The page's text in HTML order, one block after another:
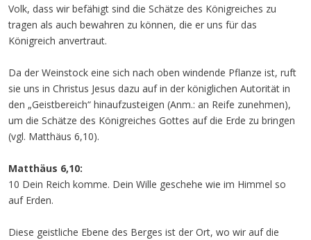
Volk, dass wir befähigt sind die Schätze des Königreiches zu
tragen als auch bewahren zu können, die er uns für das
Königreich anvertraut.
Da der Weinstock eine sich nach oben windende Pflanze ist, ruft
sie uns in Christus Jesus dazu auf in der königlichen Autorität in
den „Geistbereich“ hinaufzusteigen (Anm.: an Reife zunehmen),
um die Schätze des Königreiches Gottes auf die Erde zu bringen
(vgl. Matthäus 6,10).
Matthäus 6,10:
10 Dein Reich komme. Dein Wille geschehe wie im Himmel so
auf Erden.
Diese geistliche Ebene des Berges ist der Ort, wo wir auf die